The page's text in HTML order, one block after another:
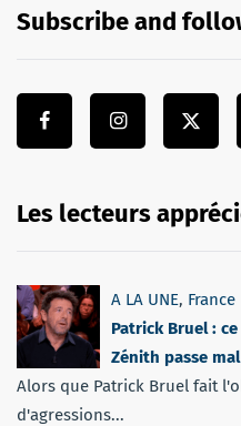
Subscribe and
Les lecteurs
A LA UNE, France
Patrick Bruel :
Zénith passe mal
Alors que Patrick Bruel fait
d'agressions...